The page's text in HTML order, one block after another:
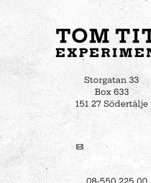
Storgatan 33
Box 633
151 27 Södertälje
08-550 225 00